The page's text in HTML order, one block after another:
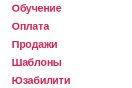
Обучение
Оплата
Продажи
Шаблоны
Юзабилити